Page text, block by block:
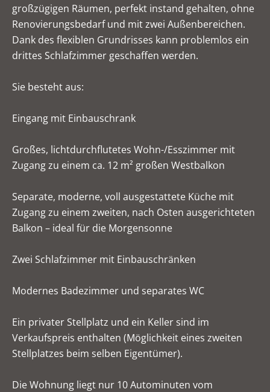
großzügigen Räumen, perfekt instand gehalten, ohne
Renovierungsbedarf und mit zwei Außenbereichen.
Dank des flexiblen Grundrisses kann problemlos ein
drittes Schlafzimmer geschaffen werden.
Sie besteht aus:
Eingang mit Einbauschrank
Großes, lichtdurchflutetes Wohn-/Esszimmer mit
Zugang zu einem ca. 12 m² großen Westbalkon
Separate, moderne, voll ausgestattete Küche mit
Zugang zu einem zweiten, nach Osten ausgerichteten
Balkon – ideal für die Morgensonne
Zwei Schlafzimmer mit Einbauschränken
Modernes Badezimmer und separates WC
Ein privater Stellplatz und ein Keller sind im
Verkaufspreis enthalten (Möglichkeit eines zweiten
Stellplatzes beim selben Eigentümer).
Die Wohnung liegt nur 10 Autominuten vom